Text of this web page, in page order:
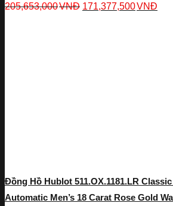
205,653,000VNĐ 171,377,500VNĐ
Đồng Hồ Hublot 511.OX.1181.LR
Automatic Men’s 18 Carat Rose Gold